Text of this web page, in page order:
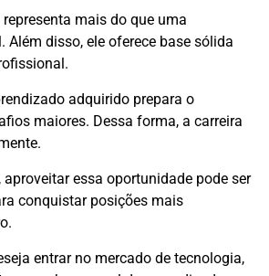
mais do que uma
Além disso, ele oferece base sólida
adquirido prepara o
maiores. Dessa forma, a carreira
aproveitar essa oportunidade pode ser
conquistar posições mais
entrar no mercado de tecnologia,